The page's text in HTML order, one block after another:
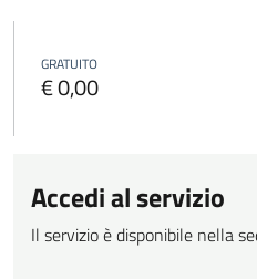
GRATUITO
€ 0,00
Accedi al servizio
Il servizio è disponibile nella